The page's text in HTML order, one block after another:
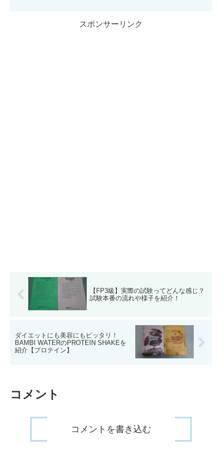
スポンサーリンク
【FP3級】実際の試験ってどんな感じ？
試験本番の流れや様子を紹介！
ダイエットにも美容にもピッタリ！
BAMBI WATERのPROTEIN SHAKEを
紹介【プロテイン】
コメント
コメントを書き込む